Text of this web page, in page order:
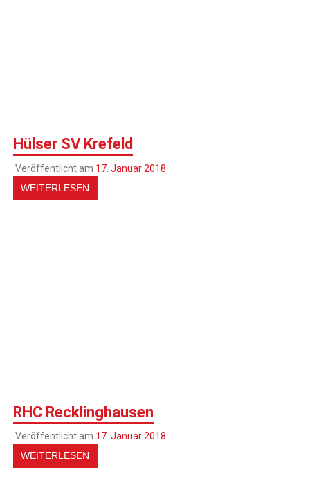
Hülser SV Krefeld
Veröffentlicht am 17. Januar 2018
WEITERLESEN
RHC Recklinghausen
Veröffentlicht am 17. Januar 2018
WEITERLESEN